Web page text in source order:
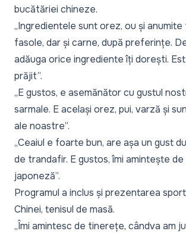
bucătăriei chineze.
„Ingredientele sunt orez, ou și anumite
fasole, dar și carne, după preferințe.
adăuga orice ingrediente îți dorești.
prăjit”.
„E gustos, e asemănător cu gustul
sarmale. E același orez, pui, varză și
ale noastre”.
„Ceaiul e foarte bun, are așa un gust
de trandafir. E gustos, îmi amintește
japoneză”.
Programul a inclus și prezentarea
Chinei, tenisul de masă.
„Îmi amintesc de tinerețe, cândva am